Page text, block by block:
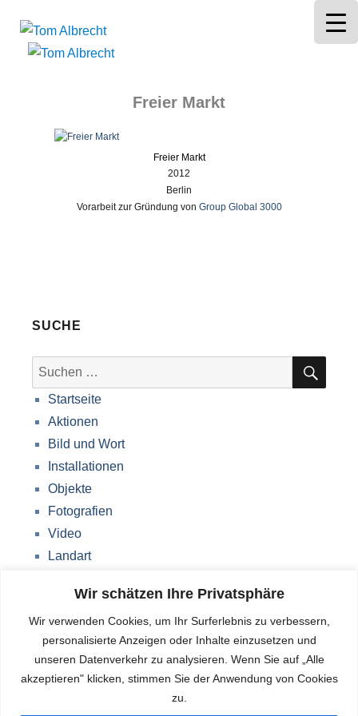
Wir schätzen Ihre Privatsphäre
Wir verwenden Cookies, um Ihr Surferlebnis zu verbessern,
personalisierte Anzeigen oder Inhalte einzusetzen und
unseren Datenverkehr zu analysieren. Wenn Sie auf „Alle
akzeptieren" klicken, stimmen Sie der Anwendung von Cookies
zu.
Tom Albrecht
Freier Markt
Freier Markt
2012
Berlin
Vorarbeit zur Gründung von Group Global 3000
SUCHE
Suche
nach:
Startseite
Aktionen
Bild und Wort
Installationen
Objekte
Fotografien
Video
Landart
Über mich
Impressum
Datenschutzerklärung